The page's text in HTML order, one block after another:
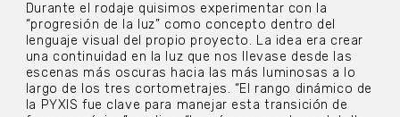
Durante el rodaje quisimos experimentar con la
“progresión de la luz” como concepto dentro del
lenguaje visual del propio proyecto. La idea era crear
una continuidad en la luz que nos llevase desde las
escenas más oscuras hacia las más luminosas a lo
largo de los tres cortometrajes. “El rango dinámico de
la PYXIS fue clave para manejar esta transición de